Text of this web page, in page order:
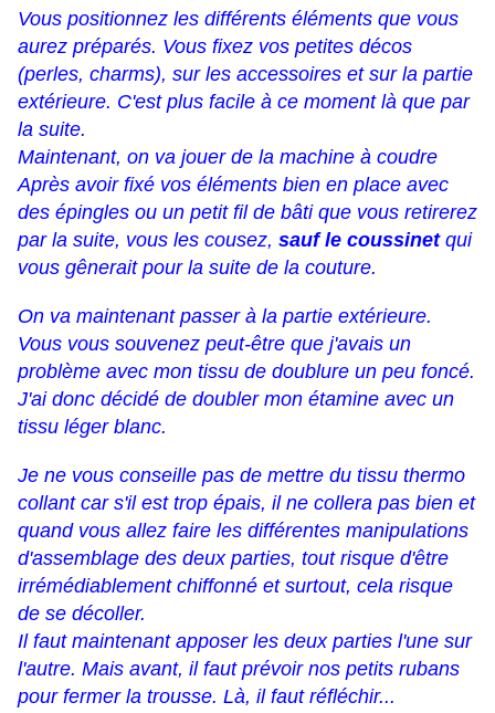
Vous positionnez les différents éléments que vous
aurez préparés. Vous fixez vos petites décos
(perles, charms), sur les accessoires et sur la partie
extérieure. C'est plus facile à ce moment là que par
la suite.
Maintenant, on va jouer de la machine à coudre
Après avoir fixé vos éléments bien en place avec
des épingles ou un petit fil de bâti que vous retirerez
par la suite, vous les cousez, sauf le coussinetqui
vous gênerait pour la suite de la couture.
On va maintenant passer à la partie extérieure.
Vous vous souvenez peut-être que j'avais un
problème avec mon tissu de doublure un peu foncé.
J'ai donc décidé de doubler mon étamine avec un
tissu léger blanc.
Je ne vous conseille pas de mettre du tissu thermo
collant car s'il est trop épais, il ne collera pas bien et
quand vous allez faire les différentes manipulations
d'assemblage des deux parties, tout risque d'être
irrémédiablement chiffonné et surtout, cela risque
de se décoller.
Il faut maintenant apposer les deux parties l'une sur
l'autre. Mais avant, il faut prévoir nos petits rubans
pour fermer la trousse. Là, il faut réfléchir...